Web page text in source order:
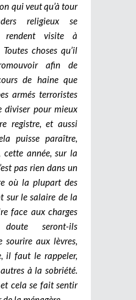
qui veut qu’à tour
religieux se
rendent visite à
choses qu’il
afin de
de haine que
armés terroristes
diviser pour mieux
registre, et aussi
puisse paraître,
cette année, sur la
pas rien dans un
où la plupart des
sur le salaire de la
face aux charges
seront-ils
aux lèvres,
il faut le rappeler,
à la sobriété.
cela se fait sentir